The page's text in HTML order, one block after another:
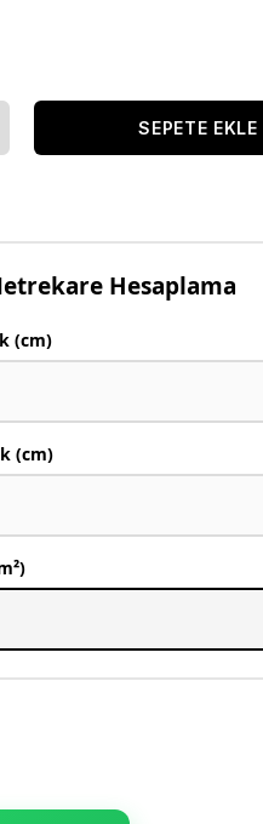
Hesaplama
(cm)
(cm)